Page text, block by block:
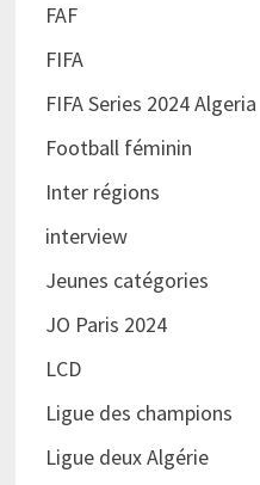
FAF
FIFA
FIFA Series 2024 Algeria
Football féminin
Inter régions
interview
Jeunes catégories
JO Paris 2024
LCD
Ligue des champions
Ligue deux Algérie